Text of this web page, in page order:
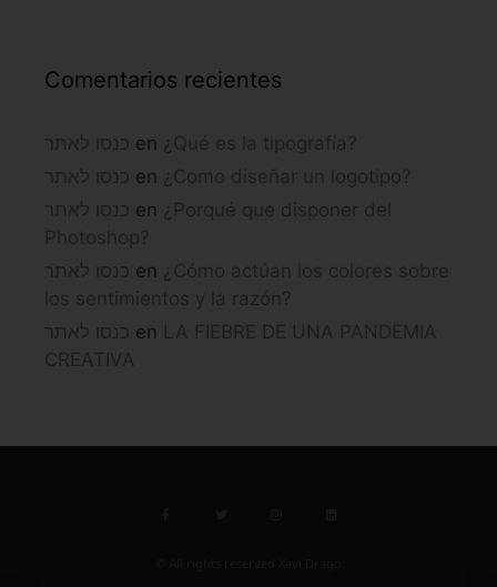
Comentarios recientes
כנסו לאתר en ¿Qué es la tipografía?
כנסו לאתר en ¿Como diseñar un logotipo?
כנסו לאתר en ¿Porqué que disponer del
Photoshop?
כנסו לאתר en ¿Cómo actúan los colores sobre
los sentimientos y la razón?
כנסו לאתר en LA FIEBRE DE UNA PANDEMIA
CREATIVA